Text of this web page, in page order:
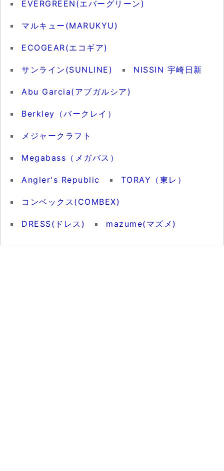
EVERGREEN(エバーグリーン)
マルキュー(MARUKYU)
ECOGEAR(エコギア)
サンライン(SUNLINE) NISSIN 宇崎日新
Abu Garcia(アブガルシア)
Berkley（バークレイ）
メジャークラフト
Megabass（メガバス）
Angler's Republic TORAY（東レ）
コンベックス(COMBEX)
DRESS(ドレス) mazume(マズメ)